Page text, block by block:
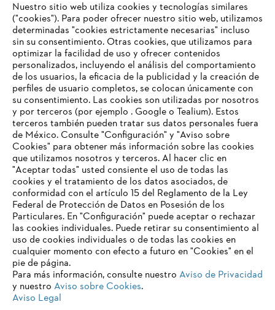
Mujeres en STIHL: Paula García-Gutiérrez
Información para proveedores
Productos
Contacto
Carrera profesional
Sistema de denuncia de irregularidades
Nuestro sitio web utiliza cookies y tecnologías similares
("cookies"). Para poder ofrecer nuestro sitio web, utilizamos
determinadas "cookies estrictamente necesarias" incluso
sin su consentimiento. Otras cookies, que utilizamos para
optimizar la facilidad de uso y ofrecer contenidos
personalizados, incluyendo el análisis del comportamiento
de los usuarios, la eficacia de la publicidad y la creación de
perfiles de usuario completos, se colocan únicamente con
su consentimiento. Las cookies son utilizadas por nosotros
y por terceros (por ejemplo . Google o Tealium). Estos
terceros también pueden tratar sus datos personales fuera
de México. Consulte "Configuración" y "Aviso sobre
Cookies" para obtener más información sobre las cookies
que utilizamos nosotros y terceros. Al hacer clic en
"Aceptar todas" usted consiente el uso de todas las
cookies y el tratamiento de los datos asociados, de
conformidad con el artículo 15 del Reglamento de la Ley
Federal de Protección de Datos en Posesión de los
Particulares. En "Configuración" puede aceptar o rechazar
las cookies individuales. Puede retirar su consentimiento al
uso de cookies individuales o de todas las cookies en
cualquier momento con efecto a futuro en "Cookies" en el
pie de página.
Para más información, consulte nuestro Aviso de Privacidad
y nuestro Aviso sobre Cookies.
Aviso Legal